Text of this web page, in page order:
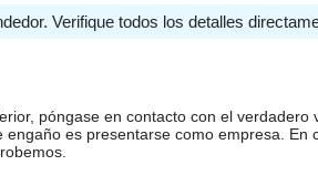
Verifique todos los detalles
póngase en contacto con el
es presentarse como empresa.